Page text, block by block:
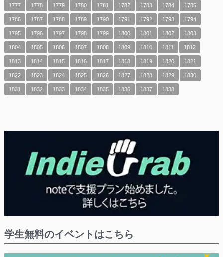
1777 1778 1779 1780 1781 1782 1783 1784 1785
1786 1787 1788 1789 1790 1791 1792 1793 1794
1795 1796 1797 1798 1799 1800 1801 1802 1803
1804 1805 1806 1807 1808 1809 1810 1811 1812
1813 1814 1815 1816 1817 1818 1819 1820 1821
1822 1823 1824 1825 1826 1827 1828 1829 1830
1831 1832 1833 1834 1835 1836 1837 1838
学生無料のイベントはこちら